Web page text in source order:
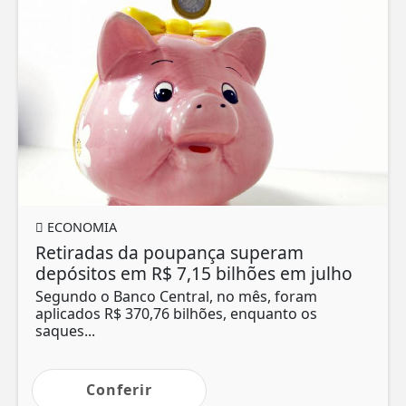
ECONOMIA
Retiradas da poupança superam
depósitos em R$ 7,15 bilhões em julho
Segundo o Banco Central, no mês, foram
aplicados R$ 370,76 bilhões, enquanto os
saques...
Conferir